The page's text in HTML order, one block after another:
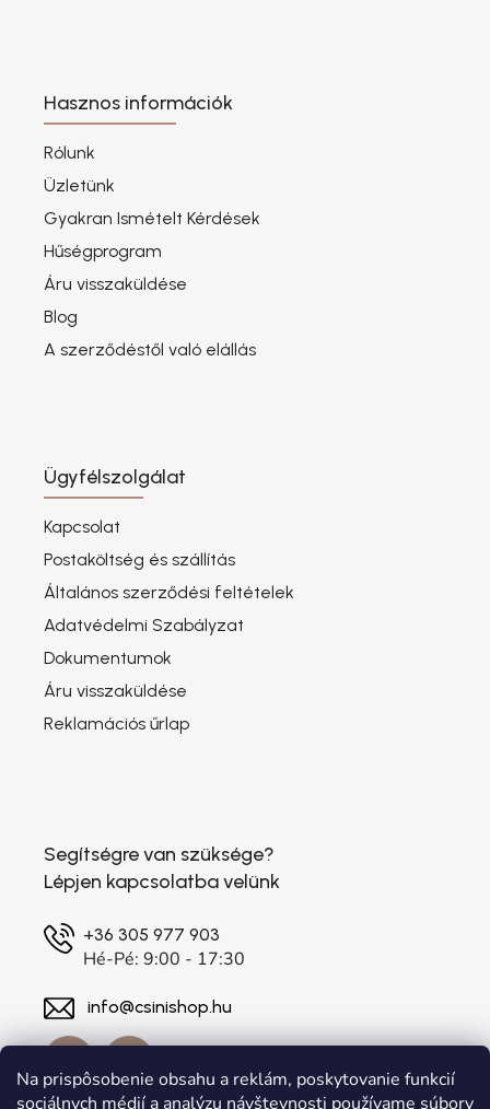
Na prispôsobenie obsahu a reklám, poskytovanie funkcií
sociálnych médií a analýzu návštevnosti používame súbory
Hasznos információk
Rólunk
Üzletünk
Gyakran Ismételt Kérdések
Hűségprogram
Áru visszaküldése
Blog
A szerződéstől való elállás
Ügyfélszolgálat
Kapcsolat
Postaköltség és szállítás
Általános szerződési feltételek
Adatvédelmi Szabályzat
Dokumentumok
Áru visszaküldése
Reklamációs űrlap
Segítségre van szüksége?
Lépjen kapcsolatba velünk
+36 305 977 903
Hé-Pé: 9:00 - 17:30
info@csinishop.hu